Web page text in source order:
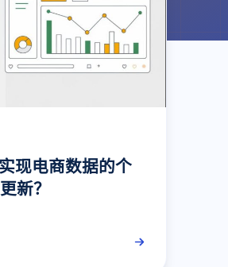
现电商数据的个
新？